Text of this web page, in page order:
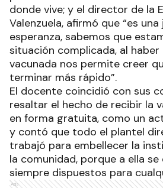
donde vive; y el director de la
Valenzuela, afirmó que “es
esperanza, sabemos que
situación complicada, al
vacunada nos permite creer
terminar más rápido”.
El docente coincidió con sus
resaltar el hecho de recibir la
en forma gratuita, como un
y contó que todo el plantel
trabajó para embellecer la
la comunidad, porque a ella
siempre dispuestos para
Ads